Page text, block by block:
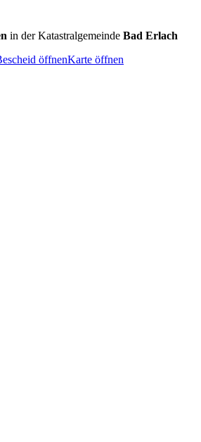
in der Katastralgemeinde Bad Erlach
öffnenKarte öffnen